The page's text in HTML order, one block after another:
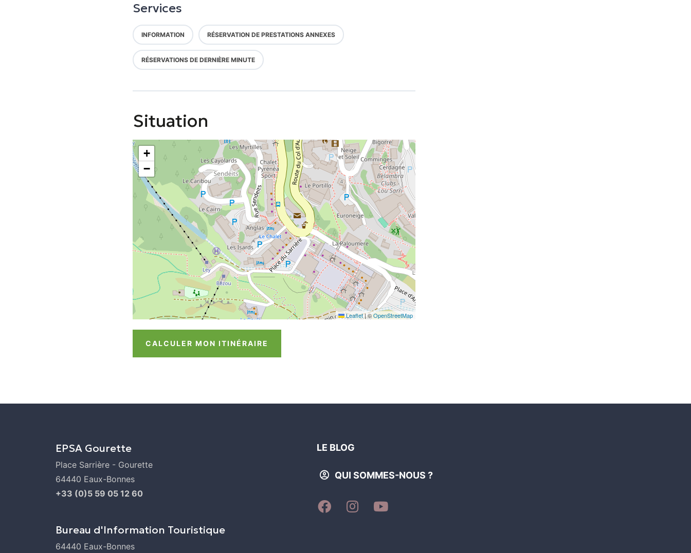
Services
INFORMATION RÉSERVATION DE PRESTATIONS ANNEXES
RÉSERVATIONS DE DERNIÈRE MINUTE
Situation
+
−
Leaflet|©OpenStreetMap
CALCULER MON ITINÉRAIRE
EPSA Gourette
Place Sarrière - Gourette
64440 Eaux-Bonnes
+33 (0)5 59 05 12 60
Bureau d'Information Touristique
64440 Eaux-Bonnes
LE BLOG
QUI SOMMES-NOUS ?
SUIVEZ-SUIVEZ-